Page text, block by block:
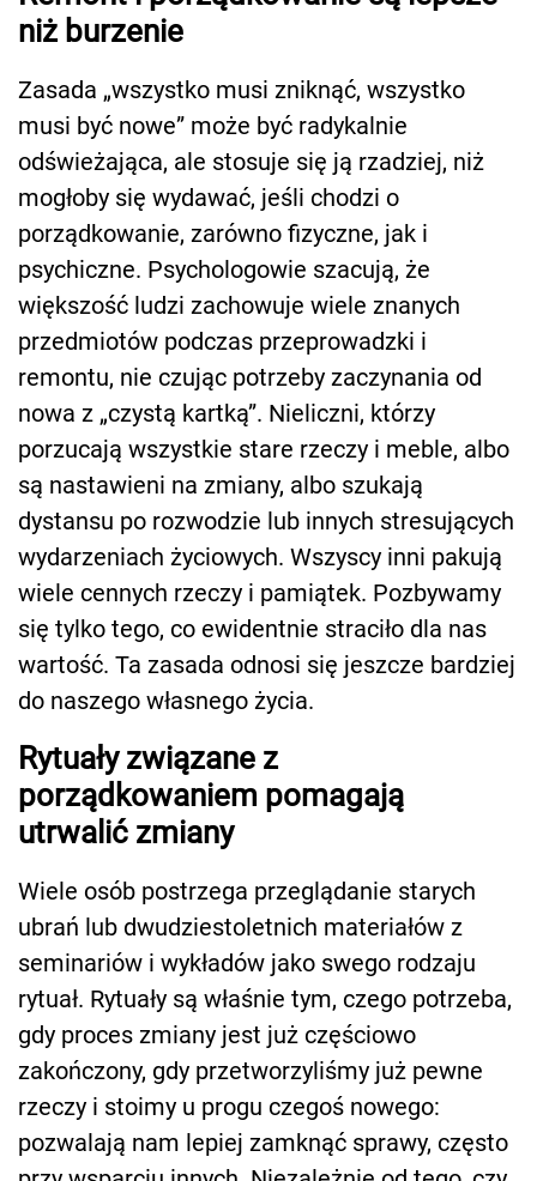
niż burzenie
Zasada „wszystko musi zniknąć, wszystko
musi być nowe” może być radykalnie
odświeżająca, ale stosuje się ją rzadziej, niż
mogłoby się wydawać, jeśli chodzi o
porządkowanie, zarówno fizyczne, jak i
psychiczne. Psychologowie szacują, że
większość ludzi zachowuje wiele znanych
przedmiotów podczas przeprowadzki i
remontu, nie czując potrzeby zaczynania od
nowa z „czystą kartką”. Nieliczni, którzy
porzucają wszystkie stare rzeczy i meble, albo
są nastawieni na zmiany, albo szukają
dystansu po rozwodzie lub innych stresujących
wydarzeniach życiowych. Wszyscy inni pakują
wiele cennych rzeczy i pamiątek. Pozbywamy
się tylko tego, co ewidentnie straciło dla nas
wartość. Ta zasada odnosi się jeszcze bardziej
do naszego własnego życia.
Rytuały związane z
porządkowaniem pomagają
utrwalić zmiany
Wiele osób postrzega przeglądanie starych
ubrań lub dwudziestoletnich materiałów z
seminariów i wykładów jako swego rodzaju
rytuał. Rytuały są właśnie tym, czego potrzeba,
gdy proces zmiany jest już częściowo
zakończony, gdy przetworzyliśmy już pewne
rzeczy i stoimy u progu czegoś nowego:
pozwalają nam lepiej zamknąć sprawy, często